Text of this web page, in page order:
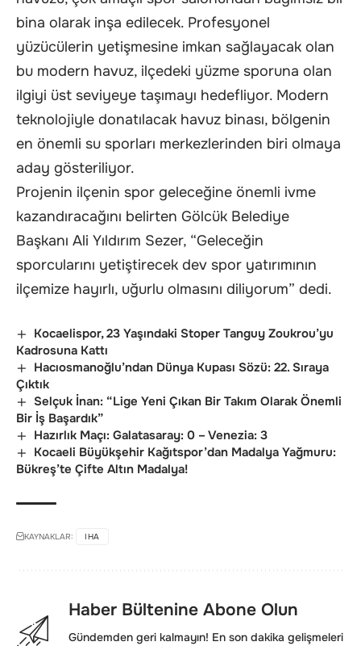
bina olarak inşa edilecek. Profesyonel
yüzücülerin yetişmesine imkan sağlayacak olan
bu modern havuz, ilçedeki yüzme sporuna olan
ilgiyi üst seviyeye taşımayı hedefliyor. Modern
teknolojiyle donatılacak havuz binası, bölgenin
en önemli su sporları merkezlerinden biri olmaya
aday gösteriliyor.
Projenin ilçenin spor geleceğine önemli ivme
kazandıracağını belirten Gölcük Belediye
Başkanı Ali Yıldırım Sezer, “Geleceğin
sporcularını yetiştirecek dev spor yatırımının
ilçemize hayırlı, uğurlu olmasını diliyorum” dedi.
Kocaelispor, 23 Yaşındaki Stoper Tanguy Zoukrou’yu
Kadrosuna Kattı
Hacıosmanoğlu’ndan Dünya Kupası Sözü: 22. Sıraya
Çıktık
Selçuk İnan: “Lige Yeni Çıkan Bir Takım Olarak Önemli
Bir İş Başardık”
Hazırlık Maçı: Galatasaray: 0 – Venezia: 3
Kocaeli Büyükşehir Kağıtspor’dan Madalya Yağmuru:
Bükreş’te Çifte Altın Madalya!
KAYNAKLAR: IHA
Haber Bültenine Abone Olun
Gündemden geri kalmayın! En son dakika gelişmeleri